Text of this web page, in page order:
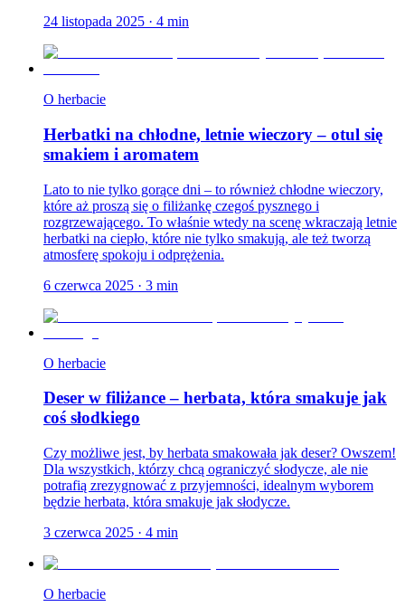
24 listopada 2025 · 4 min
O herbacie
Herbatki na chłodne, letnie wieczory – otul się
smakiem i aromatem
Lato to nie tylko gorące dni – to również chłodne wieczory,
które aż proszą się o filiżankę czegoś pysznego i
rozgrzewającego. To właśnie wtedy na scenę wkraczają letnie
herbatki na ciepło, które nie tylko smakują, ale też tworzą
atmosferę spokoju i odprężenia.
6 czerwca 2025 · 3 min
O herbacie
Deser w filiżance – herbata, która smakuje jak
coś słodkiego
Czy możliwe jest, by herbata smakowała jak deser? Owszem!
Dla wszystkich, którzy chcą ograniczyć słodycze, ale nie
potrafią zrezygnować z przyjemności, idealnym wyborem
będzie herbata, która smakuje jak słodycze.
3 czerwca 2025 · 4 min
O herbacie